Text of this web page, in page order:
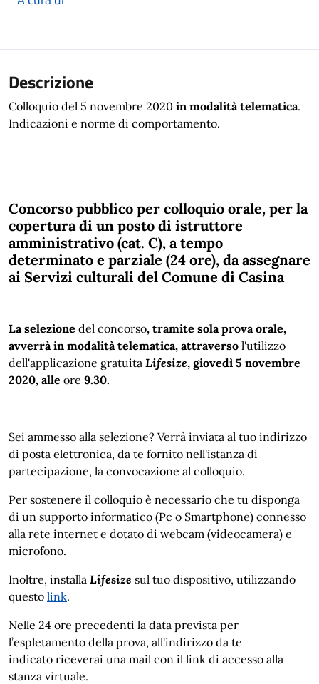
Descrizione
Colloquio del 5 novembre 2020 in modalità telematica.
Indicazioni e norme di comportamento.
Concorso pubblico per colloquio orale, per la
copertura di un posto di istruttore
amministrativo (cat. C), a tempo
determinato e parziale (24 ore), da assegnare
ai Servizi culturali del Comune di Casina
La selezione del concorso, tramite sola prova orale,
avverrà in modalità telematica, attraverso l'utilizzo
dell'applicazione gratuita Lifesize, giovedì 5 novembre
2020, alle ore 9.30.
Sei ammesso alla selezione? Verrà inviata al tuo indirizzo
di posta elettronica, da te fornito nell'istanza di
partecipazione, la convocazione al colloquio.
Per sostenere il colloquio è necessario che tu disponga
di un supporto informatico (Pc o Smartphone) connesso
alla rete internet e dotato di webcam (videocamera) e
microfono.
Inoltre, installa Lifesize sul tuo dispositivo, utilizzando
questo link.
Nelle 24 ore precedenti la data prevista per
l’espletamento della prova, all'indirizzo da te
indicato riceverai una mail con il link di accesso alla
stanza virtuale.